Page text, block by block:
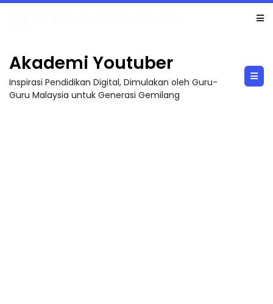
Akademi Youtuber
Inspirasi Pendidikan Digital, Dimulakan oleh Guru-
Guru Malaysia untuk Generasi Gemilang